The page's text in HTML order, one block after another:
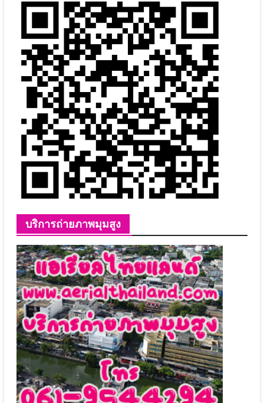
บริการถ่ายภาพมุมสูง